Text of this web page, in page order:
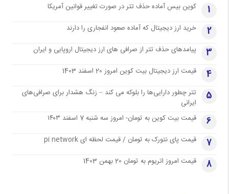
1 کوین بیس آماده حذف تتر در صورت تغییر قوانین آمریکا
2 خرید ارز دیجیتال که آماده صعود انفجاری را دارند
3 پیامدهای حذف تتر از صرافی های ارز دیجیتال اروپایی و ایران
4 قیمت ارز دیجیتال بیت کوین امروز 20 اسفند 1403
5
تتر چطور دارایی‌ها را بلوکه می کند – زنگ هشدار برای صرافی‌های
ایرانی
6 قیمت بیت کوین به تومان- امروز سه شنبه 7 اسفند ۱۴۰۳
7 قیمت پای نتورک به تومان / قیمت لحظه ای pi network
8 قیمت امروز اتریوم به تومان 20 بهمن 1403